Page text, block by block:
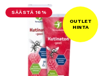
OUTLET
HINTA
SÄÄSTÄ 16%